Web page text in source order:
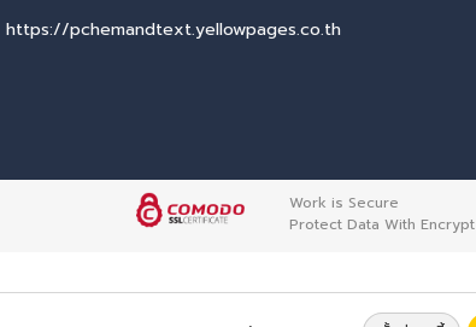
https://pchemandtext.yellowpages.co.th
Work is Secure
Protect Data With Encrypt